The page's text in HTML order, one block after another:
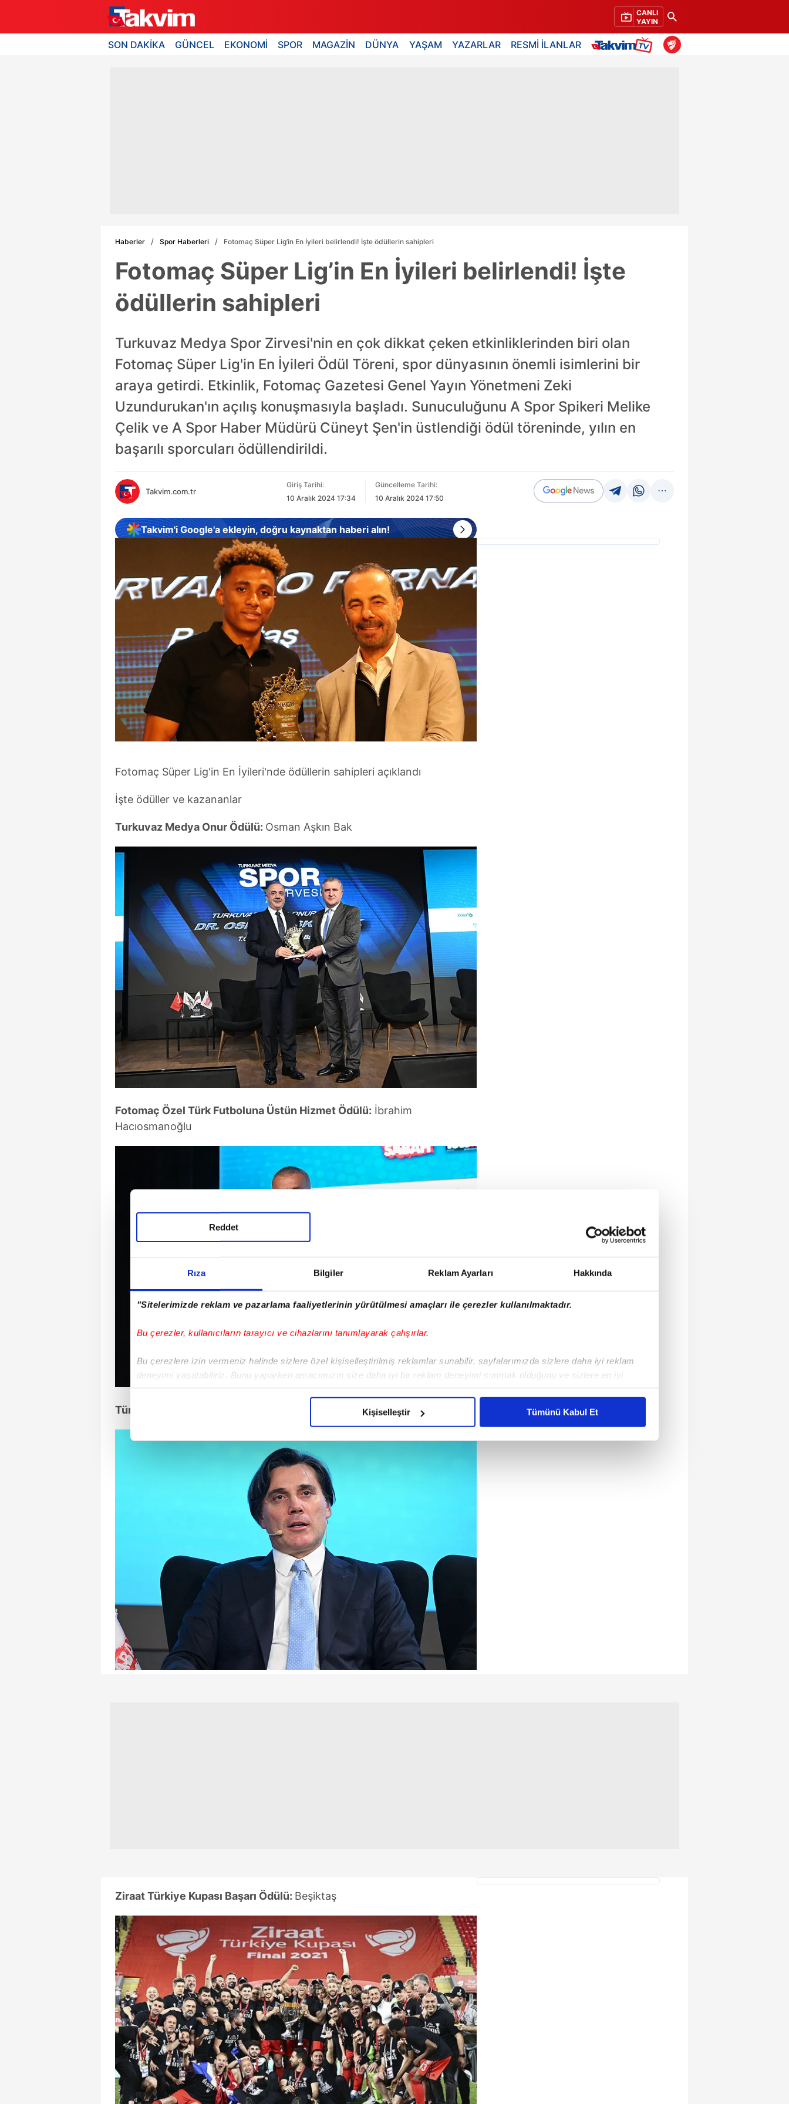
Rıza Bilgiler Reklam Ayarları Hakkında
"Sitelerimizde reklam ve pazarlama faaliyetlerinin yürütülmesi amaçları ile çerezler kullanılmaktadır.
Bu çerezler, kullanıcıların tarayıcı ve cihazlarını tanımlayarak çalışırlar.
Bu çerezlere izin vermeniz halinde sizlere özel kişiselleştirilmiş reklamlar sunabilir, sayfalarımızda sizlere daha iyi reklam
deneyimi yaşatabiliriz. Bunu yaparken amacımızın size daha iyi bir reklam deneyimi sunmak olduğunu ve sizlere en iyi
içerikleri sunabilmek adına elimizden gelen çabayı gösterdiğimizi ve bu noktada, reklamların maliyetlerimizi karşılamak
Sizlere daha iyi bir hizmet sunabilmek için İnternet Sitemizde kendimize ve üçüncü kişilere ait çerezler kullanılmaktadır. Bu
çerezler vasıtasıyla çeşitli kişisel verileriniz işlenmekte olup gerekli olan çerezler bilgi toplumu hizmetlerinin sunulması
amacıyla kullanılmaktadır. Diğer çerezler, sitemizin daha işlevsel kılınması ve kişiselleştirilmesi ve sizlere yönelik
reklam/pazarlama faaliyetlerinin yapılması, amaçlarıyla sınırlı olarak açık rızanız dahilinde kullanılacaktır.
Çerezlere ilişkin tercihlerinizi aşağıda yer alan panel vasıtasıyla belirleyebilirsiniz. Çerezlere ilişkin detaylı bilgi için Ayarlar
Çerez Bilgilendirme Metnimizi
6698 sayılı Kişisel Verilerin Korunması Kanunu uyarınca hazırlanmış Aydınlatma Metnimizi okumak ve sitemizde ilgili
mevzuata uygun olarak kullanılan çerezlerle ilgili bilgi almak için lütfen
tıklayınız
Reddet
Kişiselleştir Tümünü Kabul Et
CANLI
YAYIN
SON DAKİKA GÜNCEL EKONOMİ SPOR MAGAZİN DÜNYA YAŞAM YAZARLAR RESMİ İLANLAR
Haberler Spor Haberleri Fotomaç Süper Lig’in En İyileri belirlendi! İşte ödüllerin sahipleri
Fotomaç Süper Lig’in En İyileri belirlendi! İşte
ödüllerin sahipleri
Turkuvaz Medya Spor Zirvesi'nin en çok dikkat çeken etkinliklerinden biri olan
Fotomaç Süper Lig'in En İyileri Ödül Töreni, spor dünyasının önemli isimlerini bir
araya getirdi. Etkinlik, Fotomaç Gazetesi Genel Yayın Yönetmeni Zeki
Uzundurukan'ın açılış konuşmasıyla başladı. Sunuculuğunu A Spor Spikeri Melike
Çelik ve A Spor Haber Müdürü Cüneyt Şen'in üstlendiği ödül töreninde, yılın en
başarılı sporcuları ödüllendirildi.
Takvim.com.tr
Giriş Tarihi:
10 Aralık 2024 17:34
Güncelleme Tarihi:
10 Aralık 2024 17:50
Takvim'i Google'a ekleyin, doğru kaynaktan haberi alın!
Fotomaç Süper Lig'in En İyileri'nde ödüllerin sahipleri açıklandı
İşte ödüller ve kazananlar
Turkuvaz Medya Onur Ödülü: Osman Aşkın Bak
Fotomaç Özel Türk Futboluna Üstün Hizmet Ödülü: İbrahim
Hacıosmanoğlu
Türk Futboluna Üstün Hizmet Ödülü: Vincenzo Montella
Ziraat Türkiye Kupası Başarı Ödülü: Beşiktaş